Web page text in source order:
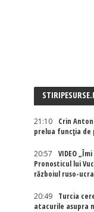
21:10
Crin
prelua funcția de
20:57
VIDEO
Pronosticul lui
războiul ruso-
20:49
Turcia
atacurile asupra